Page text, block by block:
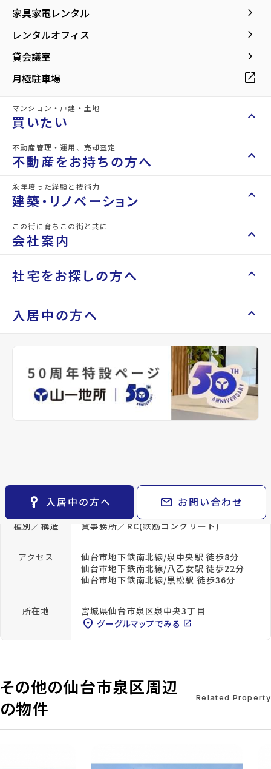
家具家電レンタル keyboard_arrow_right
レンタルオフィス keyboard_arrow_right
貸会議室 keyboard_arrow_right
月極駐車場 open_in_new
マンション・戸建・土地
買いたい keyboard_arrow_up
不動産を買いたい方へ keyboard_arrow_right
space_dashboard
エリアから探す
space_dashboard
土地を探す
エリアから探す
train
路線から探す
事業用・投資用を探す keyboard_arrow_right
検索条件
閲覧履歴 keyboard_arrow_right
ご購入の流れ・諸費用
不動産管理・運用、売却査定
不動産をお持ちの方へ keyboard_arrow_up
不動産をお持ちの方へ keyboard_arrow_right
山一地所の賃貸管理
不動産を貸すまでの流れ
空き家サポートサービス
不動産を売却したい keyboard_arrow_right
相続相談をしたい keyboard_arrow_right
不動産に投資したい keyboard_arrow_right
永年培った経験と技術力
建築・リノベーション keyboard_arrow_up
建築・リノベーション keyboard_arrow_right
Renotta（リノッタ） keyboard_arrow_right
この街に育ちこの街と共に
会社案内 keyboard_arrow_up
会社案内 keyboard_arrow_right
会社概要・沿革 keyboard_arrow_right
keyboard_arrow_right
パーパス keyboard_arrow_right
CM紹介
社宅をお探しの方へ keyboard_arrow_up
社宅をお探しの方へ keyboard_arrow_right
keyboard_arrow_right
レンタルオフィス keyboard_arrow_right
貸会議室 keyboard_arrow_right
open_in_new
入居中の方へ keyboard_arrow_up
keyboard_arrow_right
退去される方へ keyboard_arrow_right
※準備中 住まいのしおり（PDF）
key_vertical 入居中の方へ mail お問い合わせ
種別／構造 貸事務所／RC(鉄筋コンクリート)
アクセス
仙台市地下鉄南北線/泉中央駅 徒歩8分
仙台市地下鉄南北線/八乙女駅 徒歩22分
仙台市地下鉄南北線/黒松駅 徒歩36分
所在地 宮城県仙台市泉区泉中央3丁目
location_on グーグルマップでみる open_in_new
715m
その他の仙台市泉区周辺
の物件
Related Property